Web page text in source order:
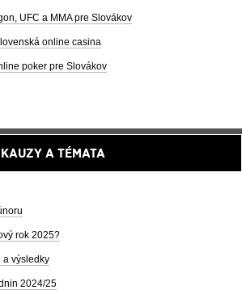
UFC a MMA pre Slovákov
online casina
poker pre Slovákov
A TÉMATA
rok 2025?
a výsledky
2024/25